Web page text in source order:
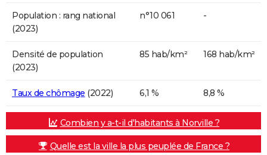
Population : rang national
(2023)
n°10 061 -
Densité de population
(2023)
85 hab/km² 168 hab/km²
Taux de chômage (2022) 6,1 % 8,8 %
Combien y a-t-il d'habitants à Norville ?
Quelle est la ville la plus peuplée de France ?